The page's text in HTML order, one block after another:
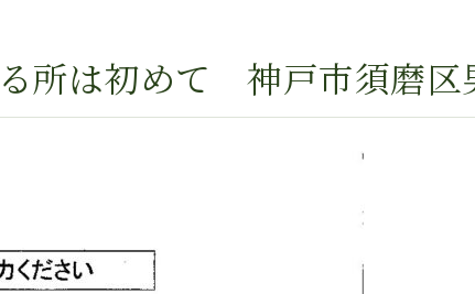
所は初めて 神戸市須磨区